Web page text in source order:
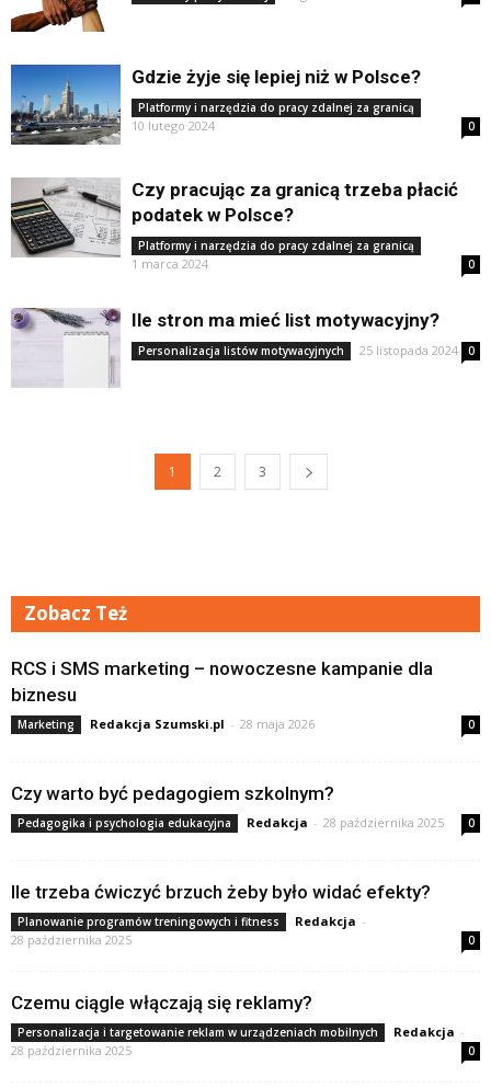
Gdzie żyje się lepiej niż w Polsce?
Platformy i narzędzia do pracy zdalnej za granicą
10 lutego 2024 0
Czy pracując za granicą trzeba płacić
podatek w Polsce?
Platformy i narzędzia do pracy zdalnej za granicą
1 marca 2024 0
Ile stron ma mieć list motywacyjny?
Personalizacja listów motywacyjnych 25 listopada 2024 0
1 2 3
Zobacz Też
RCS i SMS marketing – nowoczesne kampanie dla
biznesu
Marketing Redakcja Szumski.pl - 28 maja 2026 0
Czy warto być pedagogiem szkolnym?
Pedagogika i psychologia edukacyjna Redakcja - 28 października 2025 0
Ile trzeba ćwiczyć brzuch żeby było widać efekty?
Planowanie programów treningowych i fitness Redakcja -
28 października 2025
0
Czemu ciągle włączają się reklamy?
Personalizacja i targetowanie reklam w urządzeniach mobilnych Redakcja -
28 października 2025
0